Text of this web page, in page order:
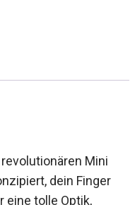
Mini
dein Finger
tolle Optik,